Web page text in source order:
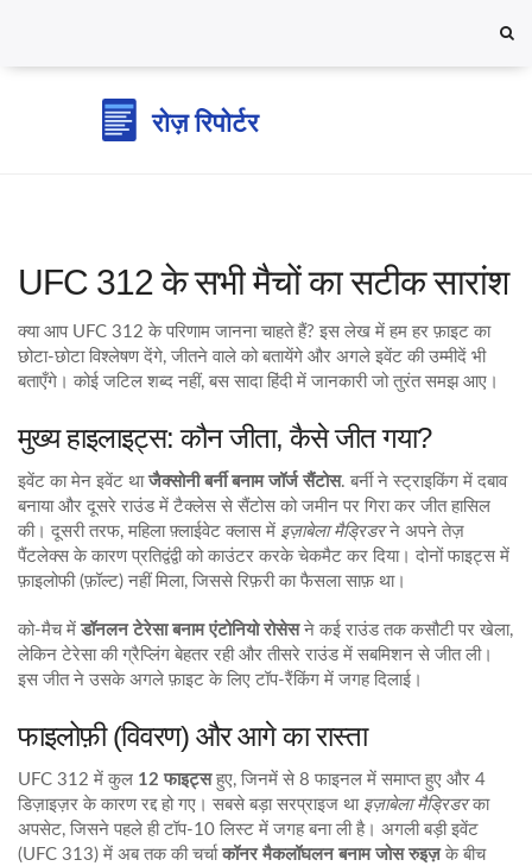
UFC 312 के सभी मैचों का सटीक सारांश
क्या आप UFC 312 के परिणाम जानना चाहते हैं? इस लेख में हम हर फ़ाइट का
छोटा‑छोटा विश्लेषण देंगे, जीतने वाले को बतायेंगे और अगले इवेंट की उम्मीदें भी
बताएँगे। कोई जटिल शब्द नहीं, बस सादा हिंदी में जानकारी जो तुरंत समझ आए।
मुख्य हाइलाइट्स: कौन जीता, कैसे जीत गया?
इवेंट का मेन इवेंट था जैक्सोनी बर्नी बनाम जॉर्ज सैंटोस. बर्नी ने स्ट्राइकिंग में दबाव
बनाया और दूसरे राउंड में टैक्लेस से सैंटोस को जमीन पर गिरा कर जीत हासिल
की। दूसरी तरफ, महिला फ़्लाईवेट क्लास में इज़ाबेला मैड्रिडरने अपने तेज़
पैंटलेक्स के कारण प्रतिद्वंद्वी को काउंटर करके चेकमैट कर दिया। दोनों फाइट्स में
फ़ाइलोफी (फ़ॉल्ट) नहीं मिला, जिससे रिफ़री का फैसला साफ़ था।
को-मैच में डॉनलन टेरेसा बनाम एंटोनियो रोसेसने कई राउंड तक कसौटी पर खेला,
लेकिन टेरेसा की ग्रैप्लिंग बेहतर रही और तीसरे राउंड में सबमिशन से जीत ली।
इस जीत ने उसके अगले फ़ाइट के लिए टॉप‑रैंकिंग में जगह दिलाई।
फाइलोफ़ी (विवरण) और आगे का रास्ता
UFC 312 में कुल 12 फाइट्सहुए, जिनमें से 8 फाइनल में समाप्त हुए और 4
डिज़ाइज़र के कारण रद्द हो गए। सबसे बड़ा सरप्राइज था इज़ाबेला मैड्रिडरका
अपसेट, जिसने पहले ही टॉप‑10 लिस्ट में जगह बना ली है। अगली बड़ी इवेंट
(UFC 313) में अब तक की चर्चा कॉनर मैकलॉघलन बनाम जोस रुइज़के बीच